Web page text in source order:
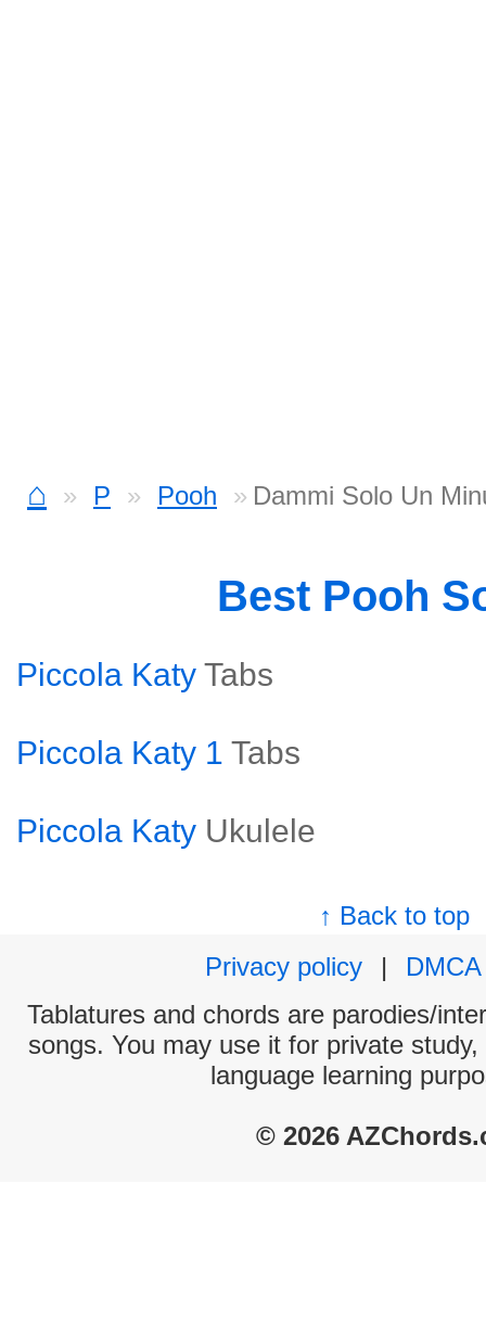
⌂ P Pooh Dammi Solo Un
Best Pooh
Piccola Katy Tabs
Piccola Katy 1 Tabs
Piccola Katy Ukulele
↑ Back to top
Privacy policy
|
DMCA
Tablatures and chords are parodies/
songs. You may use it for private
language learning
© 2026